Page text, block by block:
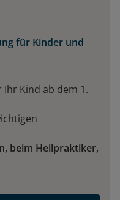
für Kinder und
Ihr Kind ab dem 1.
beim Heilpraktiker,